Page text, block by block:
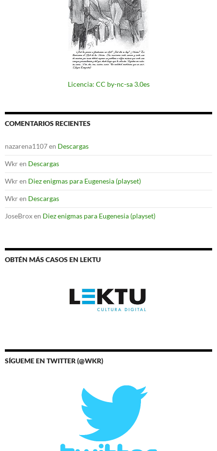
Licencia: CC by-nc-sa 3.0es
COMENTARIOS RECIENTES
nazarena1107en Descargas
Wkren Descargas
Wkren Diez enigmas para Eugenesia (playset)
Wkren Descargas
JoseBroxen Diez enigmas para Eugenesia (playset)
OBTÉN MÁS CASOS EN LEKTU
SÍGUEME EN TWITTER (@WKR)